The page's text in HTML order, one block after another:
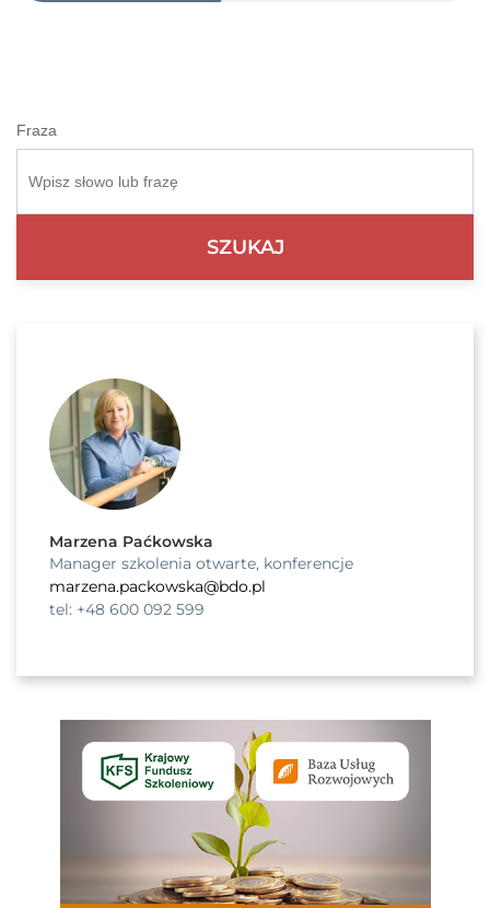
Fraza
Marzena Paćkowska
Manager szkolenia otwarte, konferencje
marzena.packowska@bdo.pl
tel: +48 600 092 599